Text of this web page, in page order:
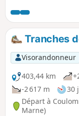
accompagnez le
Colomban, et ses
Bangor en Irlande
Bobbio en Italie,
audacieux au
Allemagne,
terminer en Italie.
de-France, d'une
pour vocation de
de l'influence
Tranches
Visorandonneur
403,44 km
-2 617 m
30
Départ à
Marne)